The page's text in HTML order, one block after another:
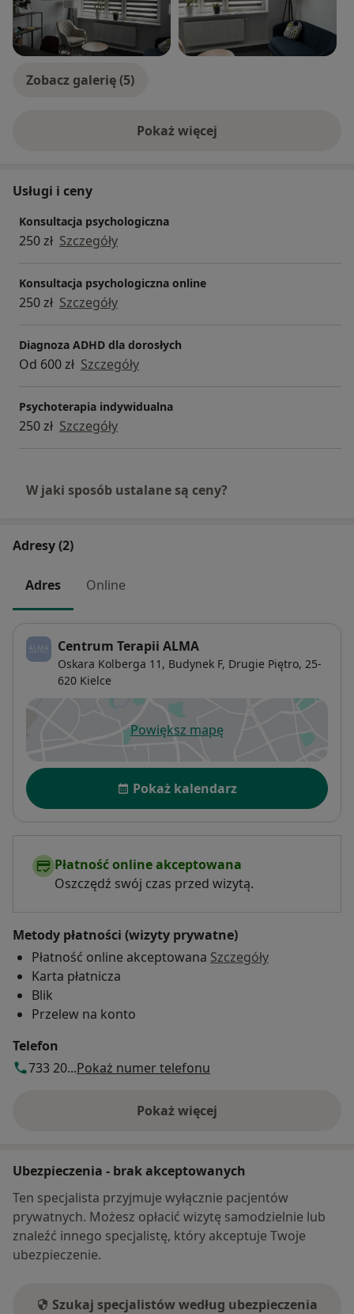
Zobacz galerię (5)
Pokaż więcejo doświadczeniu
Usługi i ceny
Konsultacja psychologiczna
250 zł Szczegóły
Konsultacja psychologiczna online
250 zł Szczegóły
Diagnoza ADHD dla dorosłych
Od 600 zł Szczegóły
Psychoterapia indywidualna
250 zł Szczegóły
W jaki sposób ustalane są ceny?
Adresy (2)
Adres Online
Centrum Terapii ALMA
Oskara Kolberga 11, Budynek F, Drugie Piętro, 25-
620 Kielce
Powiększ mapęotwiera się w nowej karcie
Dostępność
Pokaż kalendarz
Płatność online akceptowana
Oszczędź swój czas przed wizytą.
Metody płatności (wizyty prywatne)
Płatność online akceptowana Szczegóły
Karta płatnicza
Blik
Przelew na konto
Telefon
733 20...Pokaż numer telefonu
Pokaż więcej
o adresie
Ubezpieczenia - brak akceptowanych
Ten specjalista przyjmuje wyłącznie pacjentów
prywatnych. Możesz opłacić wizytę samodzielnie lub
znaleźć innego specjalistę, który akceptuje Twoje
ubezpieczenie.
Szukaj specjalistów według ubezpieczenia